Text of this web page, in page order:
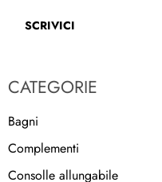
SCRIVICI
CATEGORIE
Bagni
Complementi
Consolle allungabile